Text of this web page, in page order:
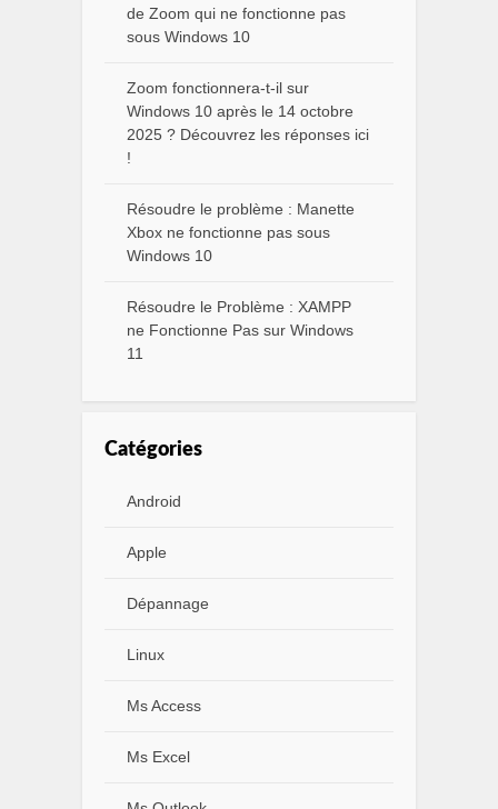
de Zoom qui ne fonctionne pas
sous Windows 10
Zoom fonctionnera-t-il sur
Windows 10 après le 14 octobre
2025 ? Découvrez les réponses ici
!
Résoudre le problème : Manette
Xbox ne fonctionne pas sous
Windows 10
Résoudre le Problème : XAMPP
ne Fonctionne Pas sur Windows
11
Catégories
Android
Apple
Dépannage
Linux
Ms Access
Ms Excel